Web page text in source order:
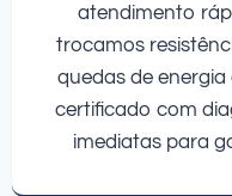
atendimento
trocamos
quedas de energia
certificado com
imediatas para